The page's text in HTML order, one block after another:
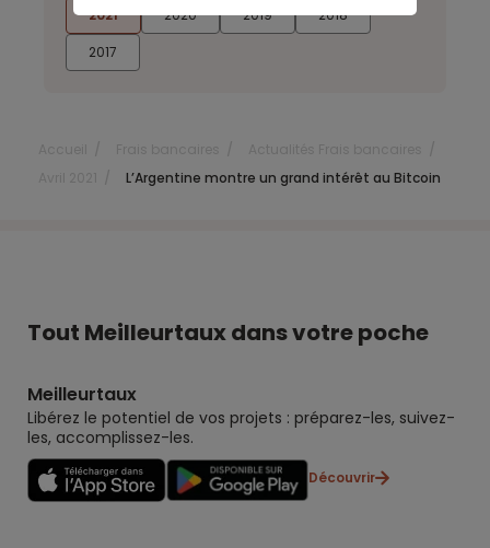
2021
2020 2019
2018
2017
L’Argentine montre un grand intérêt au Bitcoin
Tout Meilleurtaux dans votre poche
Meilleurtaux
Libérez le potentiel de vos projets : préparez-les, suivez-
les, accomplissez-les.
Découvrir